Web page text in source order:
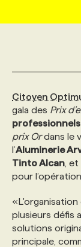
PRIX
WEB
GEO/
NOS
FAQ
VOIR
FAQ
NOS
NOS
NOS
CHASSE DE
SERVICE
NOS
NOS
Citoyen
gala des Prix
prix Ordans le
l’Aluminerie
Tinto Alcan ,
pour
plusieurs défis
solutions
principale,